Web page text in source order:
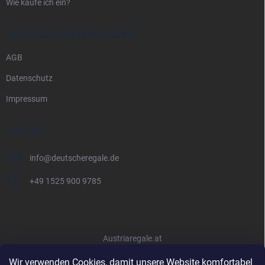
Wir verwenden Cookies, damit unsere Website komfortabel
Wie kaufe ich ein?
RECHTLICHE INFORMATIONEN
AGB
Datenschutz
Impressum
KONTAKT
info@deutscheregale.de
+49 1525 900 9785
Austriaregale.at